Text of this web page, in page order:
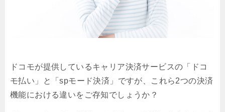
ドコモが提供しているキャリア決済サービスの「ドコ
モ払い」と「spモード決済」ですが、これら2つの決済
機能における違いをご存知でしょうか？